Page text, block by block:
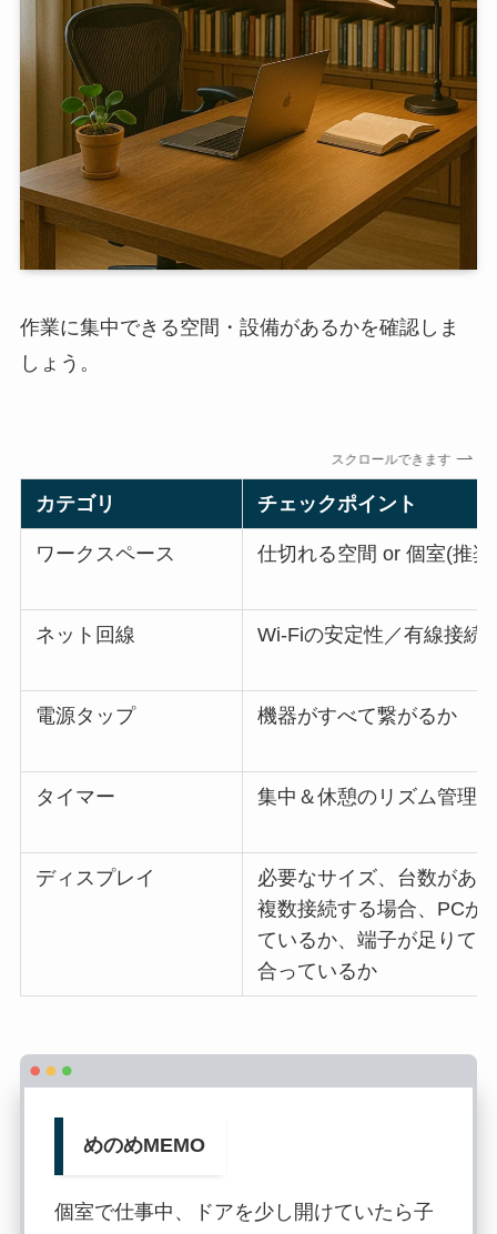
作業に集中できる空間・設備があるかを確認しま
しょう。
スクロールできます
カテゴリ チェックポイント
ワークスペース 仕切れる空間 or 個室(推奨
ネット回線 Wi-Fiの安定性／有線接続
電源タップ 機器がすべて繋がるか
タイマー 集中＆休憩のリズム管理
ディスプレイ
必要なサイズ、台数があ
複数接続する場合、PCが
ているか、端子が足りて
合っているか
めのめMEMO
個室で仕事中、ドアを少し開けていたら子